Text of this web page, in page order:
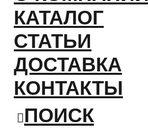
КАТАЛОГ
СТАТЬИ
ДОСТАВКА
КОНТАКТЫ
ПОИСК